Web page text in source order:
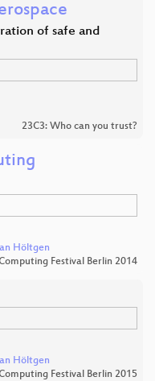
of safe and
23C3: Who can you trust?
Höltgen
Festival Berlin 2014
Höltgen
Festival Berlin 2015